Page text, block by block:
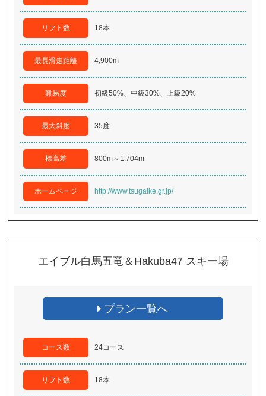
リフト数 18本
最長滑走距離 4,900m
難易度 初級50%、中級30%、上級20%
最大斜度 35度
標高差 800m～1,704m
ホームページ http://www.tsugaike.gr.jp/
エイブル白馬五竜＆Hakuba47 スキー場
プラン一覧へ
コース数 24コース
リフト数 18本